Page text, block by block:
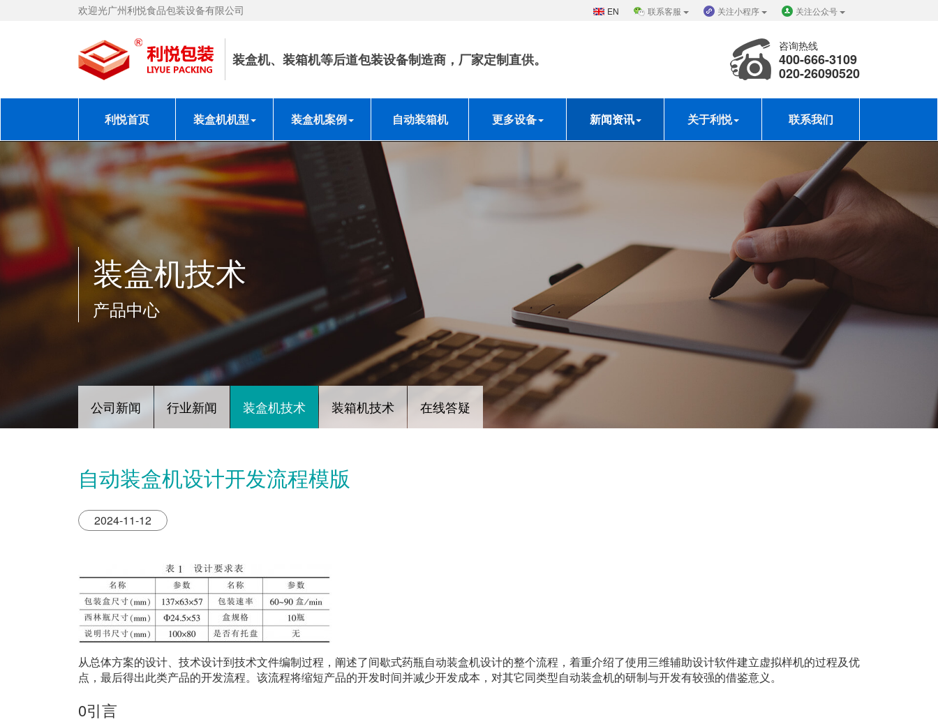
欢迎光广州利悦食品包装设备有限公司 EN 联系客服 关注小程序 关注公众号
装盒机、装箱机等后道包装设备制造商，厂家定制直供。
咨询热线
400-666-3109
020-26090520
利悦首页 装盒机机型 装盒机案例 自动装箱机 更多设备 新闻资讯 关于利悦 联系我们
装盒机技术
产品中心
公司新闻 行业新闻 装盒机技术 装箱机技术 在线答疑
自动装盒机设计开发流程模版
2024-11-12
从总体方案的设计、技术设计到技术文件编制过程，阐述了间歇式药瓶自动装盒机设计的整个流程，着重介绍了使用三维辅助设计软件建立虚拟样机的过程及优
点，最后得出此类产品的开发流程。该流程将缩短产品的开发时间并减少开发成本，对其它同类型自动装盒机的研制与开发有较强的借鉴意义。
0引言